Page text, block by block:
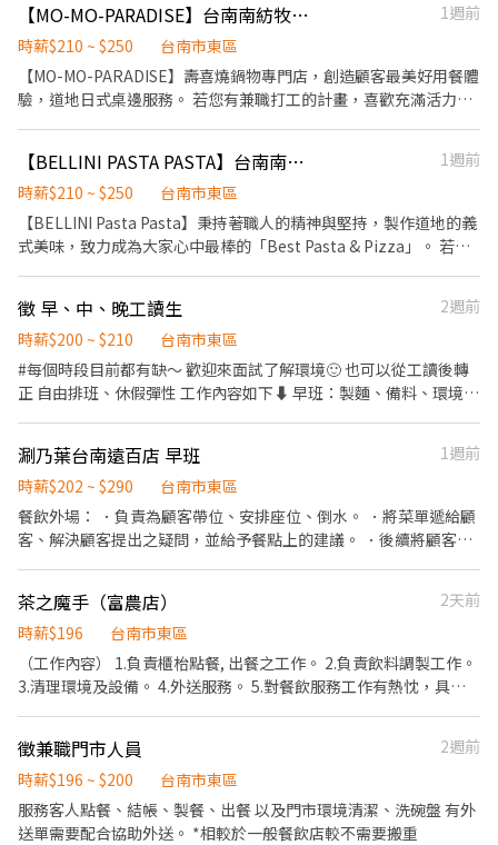
低$200起 ✅調整薪資的速度取決學習的速度🤣 老闆是00後，是個 I
人，但公司工作氛圍相對輕鬆，歡迎大家加入～
時請於主管確認排班時間） 【薪資福利】 1. 提供員工餐 2. 國定假日
雙倍薪 3. 提供優秀同仁績效獎金 4. 久任獎金 5. 生日禮卷 6. 滿年資
享特休假 7.福委會福利補助 ★★多項福利歡迎您加入我們★★ 總是
提供好吃日式餐飲的公司 台灣東利多(丸亀製麵)
【MO-MO-PARADISE】台南南紡牧場-外場兼職(中班,晚班)-C17
1週前
時薪$210 ~ $250
台南市東區
【MO-MO-PARADISE】壽喜燒鍋物專門店，創造顧客最美好用餐體
驗，道地日式桌邊服務。 若您有兼職打工的計畫，喜歡充滿活力的
店內環境、座位區清潔整理 4. 收銀結帳，開店前準備及閉店整理作
業 5. 完成主管交付工作 ✅工作時段 中班：12:00~21:00 晚班：
18:00~22:30 (排班區間另安排休息時間，週六、週日有一天可排班
者尤佳。) ※彈性排班可討論喔。週六與週日正常工時出勤每小時再
餐點、交通便利通勤上班很方便。 ✅歡迎無餐飲工作經驗、對餐飲
業有熱忱的您，加入三澧餐飲集團。 -------------------------------
共同創造無限可能。 1998年於台灣成立-日商三澧餐飲集團 HUMAX
ASIA，屬於日本Wondertable餐飲集團在台分公司。 深耕台灣多年
的日本與義大利美食連鎖品牌，旗下六大連鎖餐飲品牌包含， ★義
式料理餐廳：BELLINI CAFFÈ、BELLINI Pasta Pasta、MOLINO手
羅專門店：天吉屋、吉天麩羅 全台直營店鋪皆位於各大百貨商場，
並持續穩定發展中。 -----------------------------------------------
--------------------------- 【應徵須知】 ①詳閱工作內容後，請審
慎提出應徵申請。 ②履歷初審合適者，將邀請實體面談，初審資格
不符者則不另行通知。 ③錄取的實際任用職稱及薪資，依面談結果
與經驗核定職級。
【BELLINI PASTA PASTA】台南南紡店-外場兼職(晚班)-B11
1週前
時薪$210 ~ $250
台南市東區
【BELLINI Pasta Pasta】秉持著職人的精神與堅持，製作道地的義
式美味，致力成為大家心中最棒的「Best Pasta & Pizza」。 若您
作 2. 內、外場聯繫及顧客諮詢服務 3. 店內環境、座位區清潔整理 4.
收銀結帳，開店前準備及閉店整理作業 5. 完成主管交付工作 ✅工作
時段 晚班：18:00~22:00或22:30 ※彈性排班可討論喔。週六與週日
正常工時出勤每小時再加5圓，國定假日除外。 ✅工作時段說明：依
無餐飲工作經驗、對餐飲業有熱忱的您，加入三澧餐飲集團。 -----
---------------------------------------------------------------------
『加入三澧 成為家人』共同創造無限可能。 1998年於台灣成立-日
商三澧餐飲集團 HUMAX ASIA，屬於日本Wondertable餐飲集團在
台分公司。 深耕台灣多年的日本與義大利美食連鎖品牌，旗下六大
連鎖餐飲品牌包含， ★義式料理餐廳：BELLINI CAFFÈ、BELLINI
Pasta Pasta、MOLINO手工義大利麵 ★日式鍋物餐廳：Mo-Mo-
店鋪皆位於各大百貨商場，並持續穩定發展中。 -------------------
------------------------------------------------------- 【應徵須
知】 ①詳閱工作內容後，請審慎提出應徵申請。 ②履歷初審合適
者，將邀請實體面談，初審資格不符者則不另行通知。 ③錄取的實
際任用職稱及薪資，依面談結果與經驗核定職級。
徵 早、中、晚工讀生
2週前
時薪$200 ~ $210
台南市東區
#每個時段目前都有缺～ 歡迎來面試了解環境🙂 也可以從工讀後轉
正 自由排班、休假彈性 工作內容如下⬇️ 早班：製麵、備料、環境清
們的團隊喔🙂 #長期佳、短期可討論（#寒暑假NG）
涮乃葉台南遠百店 早班
1週前
時薪$202 ~ $290
台南市東區
餐飲外場： ．負責為顧客帶位、安排座位、倒水。 ．將菜單遞給顧
客、解決顧客提出之疑問，並給予餐點上的建議。 ．後續將顧客點
負責結帳、收銀等工作。 餐飲內場： ．擔任廚師的助手，處理烹飪
前與烹飪中之準備工作與其他餐廳相關事務。 ．負責洗、剝、削、
切各種食材。 ．負責清理工作環境、設備和餐具。 ．準備不同餐點
所需要的食材。 ．協助測量食材的容量與重量。 ．負責擺盤、打包
茶之魔手（富農店）
2天前
時薪$196
台南市東區
（工作內容） 1.負責櫃枱點餐, 出餐之工作。 2.負責飲料調製工作。
3.清理環境及設備。 4.外送服務。 5.對餐飲服務工作有熱忱，具備
段： 日班/晚班，日班或晚班 休假制度： 依公司規定 上班地點：
（東區） 裕文店 - 東區裕文路7號 裕農店 - 裕農路637號 富農店 - 富
農街二段24號 條件 具備駕照： 普通重型機車（面試需出示） 上班
時段可溝通配合課表排班
徵兼職門市人員
2週前
時薪$196 ~ $200
台南市東區
服務客人點餐、結帳、製餐、出餐 以及門市環境清潔、洗碗盤 有外
送單需要配合協助外送。 *相較於一般餐飲店較不需要搬重